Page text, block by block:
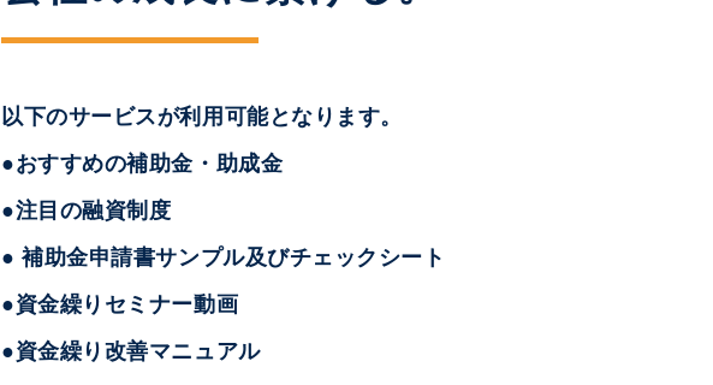
以下のサービスが利用可能となります。
●おすすめの補助金・助成金
●注目の融資制度
● 補助金申請書サンプル及びチェックシート
●資金繰りセミナー動画
●資金繰り改善マニュアル